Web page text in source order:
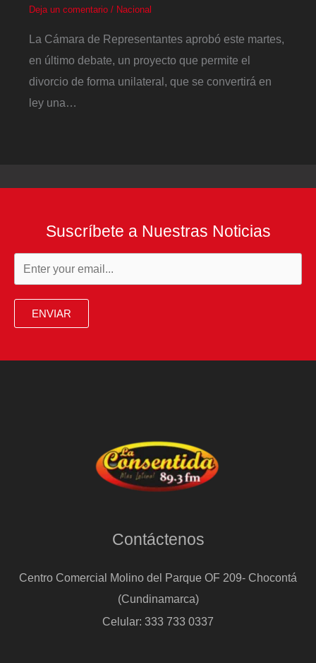
Deja un comentario / Nacional
La Cámara de Representantes aprobó este martes,
en último debate, un proyecto que permite el
divorcio de forma unilateral, que se convertirá en
ley una…
Suscríbete a Nuestras Noticias
ENVIAR
Contáctenos
Centro Comercial Molino del Parque OF 209- Chocontá
(Cundinamarca)
Celular: 333 733 0337